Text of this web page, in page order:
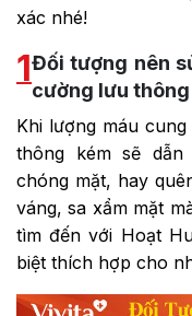
xác nhé!
1Đối tượng nên
cường lưu
Khi lượng máu
thông kém sẽ
chóng mặt, hay
váng, sa xẩm mặt
tìm đến với Hoạt
biệt thích hợp cho